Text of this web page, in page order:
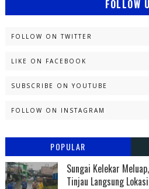
FOLLOW
FOLLOW ON TWITTER
LIKE ON FACEBOOK
SUBSCRIBE ON YOUTUBE
FOLLOW ON INSTAGRAM
POPULAR
Sungai Kelekar
Tinjau Langsung